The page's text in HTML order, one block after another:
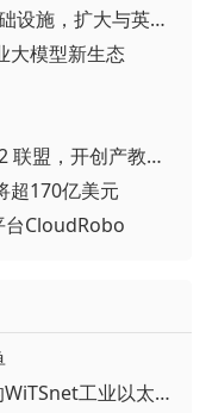
▪ ABB通过集成DSX Blueprint AI基础设施，扩大与英伟达的合作
大模型新生态
▪ 重磅官宣！汇川技术联合发起 D12 联盟，开创产教融合新范式
超170亿美元
台CloudRobo
▪ 性能提升5至10倍 我国牵头制定的WiTSnet工业以太网国际标准正式发布